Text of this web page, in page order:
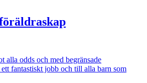
alla odds och med begränsade
fantastiskt jobb och till alla barn som